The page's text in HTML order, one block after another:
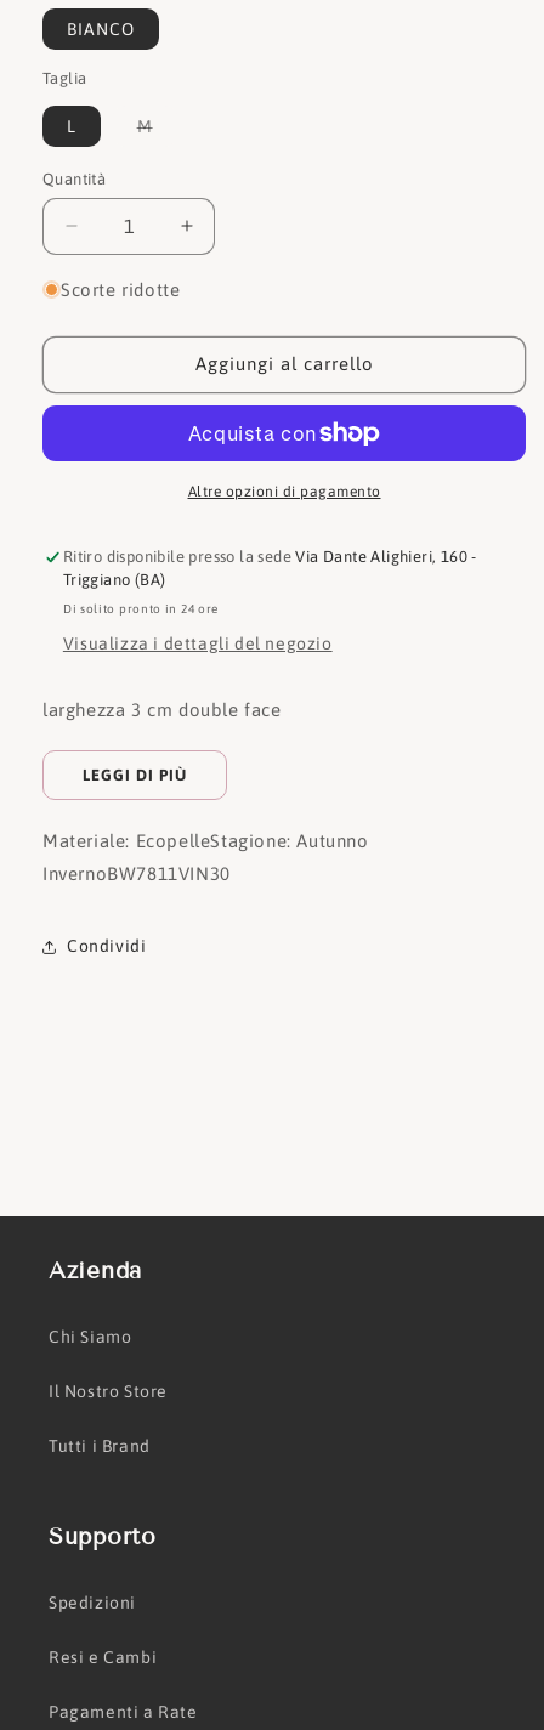
BIANCO
Taglia
L MVariante
Quantità
Quantità
Diminuisci
quantità
per
Cinture
BW7811VIN30
Aumenta
quantità
Cinture
BW7811VIN30
Scorte ridotte
Aggiungi al carrello
Altre opzioni di pagamento
Ritiro disponibile presso la sedeVia Dante Alighieri, 160 -
Triggiano (BA)
Di solito pronto in 24 ore
Visualizza i dettagli del negozio
larghezza 3 cm double face
LEGGI DI PIÙ
Materiale: EcopelleStagione: Autunno
InvernoBW7811VIN30
Condividi
Azienda
Chi Siamo
Il Nostro Store
Tutti i Brand
Supporto
Spedizioni
Resi e Cambi
Pagamenti a Rate